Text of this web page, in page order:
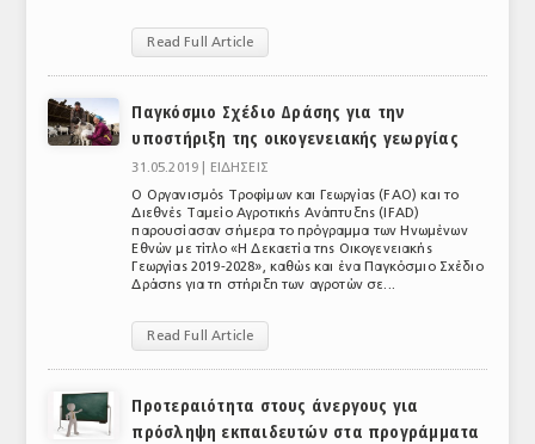
Read Full Article
Παγκόσμιο Σχέδιο Δράσης για την
υποστήριξη της οικογενειακής γεωργίας
31.05.2019 |
ΕΙΔΗΣΕΙΣ
Ο Οργανισμός Τροφίμων και Γεωργίας (FAO) και το
Διεθνές Ταμείο Αγροτικής Ανάπτυξης (IFAD)
παρουσίασαν σήμερα το πρόγραμμα των Ηνωμένων
Εθνών με τίτλο «Η Δεκαετία της Οικογενειακής
Γεωργίας 2019-2028», καθώς και ένα Παγκόσμιο Σχέδιο
Δράσης για τη στήριξη των αγροτών σε...
Read Full Article
Προτεραιότητα στους άνεργους για
πρόσληψη εκπαιδευτών στα προγράμματα